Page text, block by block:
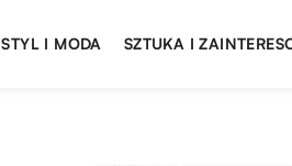
STYL I MODA SZTUKA I